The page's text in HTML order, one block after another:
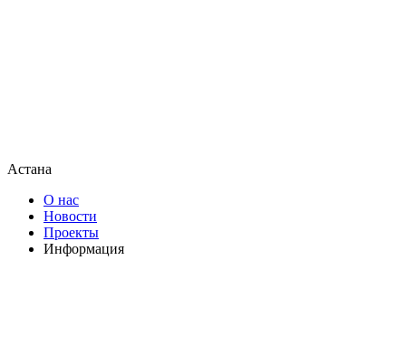
Астана
О нас
Новости
Проекты
Информация